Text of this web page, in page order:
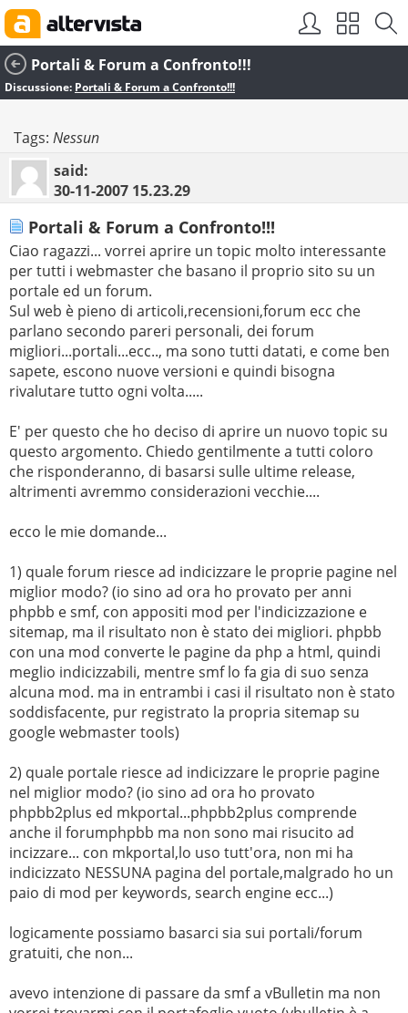
Portali & Forum a Confronto!!!
Discussione: Portali & Forum a Confronto!!!
Tags: Nessun
said:
30-11-2007 15.23.29
Portali & Forum a Confronto!!!
Ciao ragazzi... vorrei aprire un topic molto interessante
per tutti i webmaster che basano il proprio sito su un
portale ed un forum.
Sul web è pieno di articoli,recensioni,forum ecc che
parlano secondo pareri personali, dei forum
migliori...portali...ecc.., ma sono tutti datati, e come ben
sapete, escono nuove versioni e quindi bisogna
rivalutare tutto ogni volta.....
E' per questo che ho deciso di aprire un nuovo topic su
questo argomento. Chiedo gentilmente a tutti coloro
che risponderanno, di basarsi sulle ultime release,
altrimenti avremmo considerazioni vecchie....
ecco le mie domande...
1) quale forum riesce ad indicizzare le proprie pagine nel
miglior modo? (io sino ad ora ho provato per anni
phpbb e smf, con appositi mod per l'indicizzazione e
sitemap, ma il risultato non è stato dei migliori. phpbb
con una mod converte le pagine da php a html, quindi
meglio indicizzabili, mentre smf lo fa gia di suo senza
alcuna mod. ma in entrambi i casi il risultato non è stato
soddisfacente, pur registrato la propria sitemap su
google webmaster tools)
2) quale portale riesce ad indicizzare le proprie pagine
nel miglior modo? (io sino ad ora ho provato
phpbb2plus ed mkportal...phpbb2plus comprende
anche il forumphpbb ma non sono mai risucito ad
incizzare... con mkportal,lo uso tutt'ora, non mi ha
indicizzato NESSUNA pagina del portale,malgrado ho un
paio di mod per keywords, search engine ecc...)
logicamente possiamo basarci sia sui portali/forum
gratuiti, che non...
avevo intenzione di passare da smf a vBulletin ma non